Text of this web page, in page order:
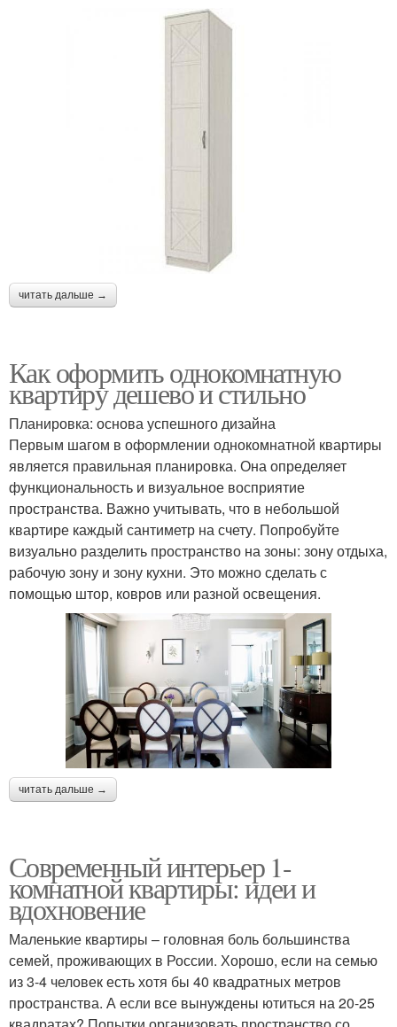
читать дальше →
Как оформить однокомнатную
квартиру дешево и стильно
Планировка: основа успешного дизайна
Первым шагом в оформлении однокомнатной квартиры
является правильная планировка. Она определяет
функциональность и визуальное восприятие
пространства. Важно учитывать, что в небольшой
квартире каждый сантиметр на счету. Попробуйте
визуально разделить пространство на зоны: зону отдыха,
рабочую зону и зону кухни. Это можно сделать с
помощью штор, ковров или разной освещения.
читать дальше →
Современный интерьер 1-
комнатной квартиры: идеи и
вдохновение
Маленькие квартиры – головная боль большинства
семей, проживающих в России. Хорошо, если на семью
из 3-4 человек есть хотя бы 40 квадратных метров
пространства. А если все вынуждены ютиться на 20-25